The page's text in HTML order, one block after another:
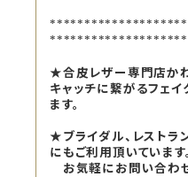
★合皮レザー専門店かわ
キャッチに繋がるフェ
ます。
★ブライダル、レストラ
にもご利用頂いています。
お気軽にお問い合わ